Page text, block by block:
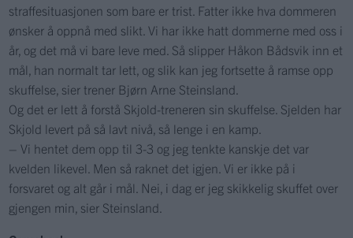
straffesituasjonen som bare er trist. Fatter ikke hva dommeren
ønsker å oppnå med slikt. Vi har ikke hatt dommerne med oss i
år, og det må vi bare leve med. Så slipper Håkon Bådsvik inn et
mål, han normalt tar lett, og slik kan jeg fortsette å ramse opp
skuffelse, sier trener Bjørn Arne Steinsland.
Og det er lett å forstå Skjold-treneren sin skuffelse. Sjelden har
Skjold levert på så lavt nivå, så lenge i en kamp.
– Vi hentet dem opp til 3-3 og jeg tenkte kanskje det var
kvelden likevel. Men så raknet det igjen. Vi er ikke på i
forsvaret og alt går i mål. Nei, i dag er jeg skikkelig skuffet over
gjengen min, sier Steinsland.